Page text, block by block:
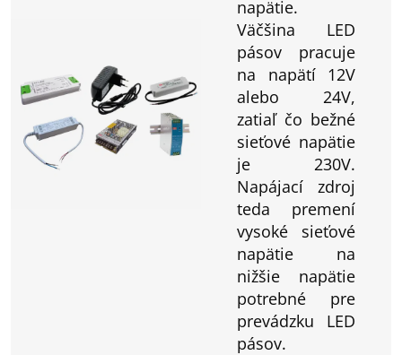
napätie.
Väčšina LED
pásov pracuje
na napätí 12V
alebo 24V,
zatiaľ čo bežné
sieťové napätie
je 230V.
Napájací zdroj
teda premení
vysoké sieťové
napätie na
nižšie napätie
potrebné pre
prevádzku LED
pásov.